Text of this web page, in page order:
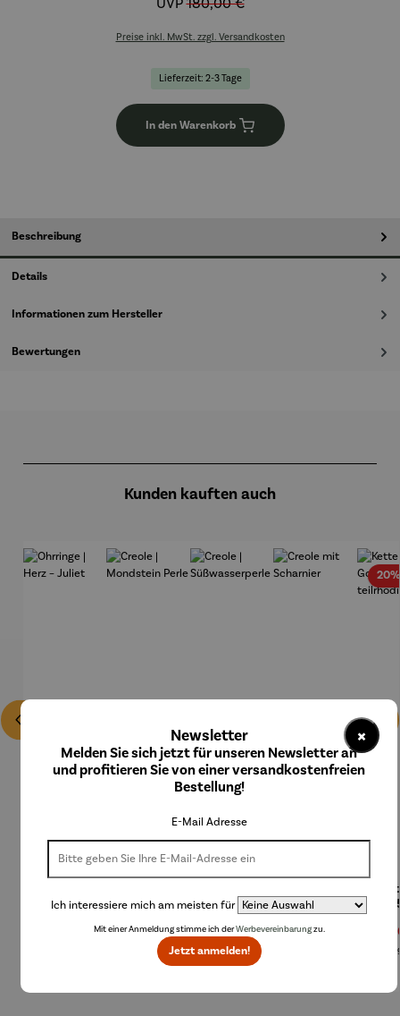
Preise inkl. MwSt. zzgl. Versandkosten
Lieferzeit: 2-3 Tage
In den Warenkorb
Beschreibung
Details
Informationen zum Hersteller
Bewertungen
Kunden kauften auch
Herz –
Regulärer Preis:
Mondstei
Regulärer Preis:
27,90 €
Süßwasse
rperle
Regulärer Preis:
23,90 €
mit
Scharnier
Regulärer Preis:
219,00 €
×
Newsletter
Melden Sie sich jetzt für unseren Newsletter an
und profitieren Sie von einer versandkostenfreien
Bestellung!
E-Mail Adresse
Ich interessiere mich am meisten für
Mit einer Anmeldung stimme ich derWerbevereinbarungzu.
Jetzt anmelden!